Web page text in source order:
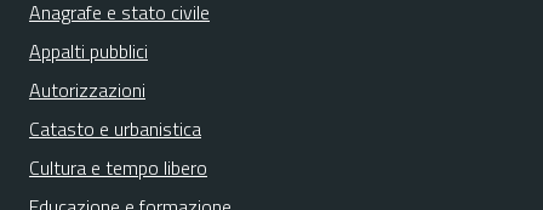
Anagrafe e stato civile
Appalti pubblici
Autorizzazioni
Catasto e urbanistica
Cultura e tempo libero